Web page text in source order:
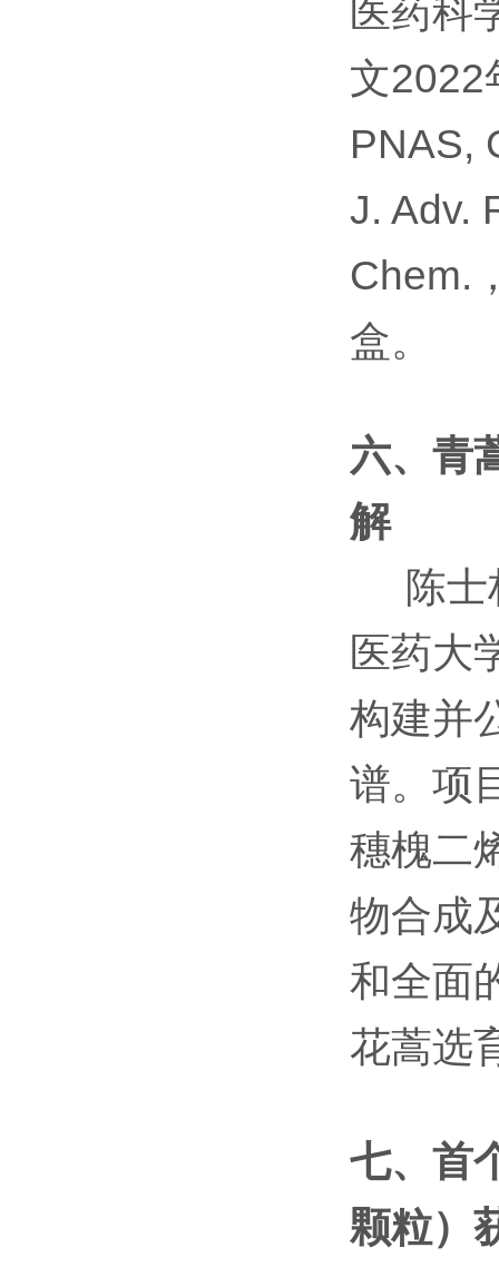
医药科
文2022
PNAS,
J. Adv.
Chem.
盒。
六、青
解
陈士
医药大
构建并
谱。项
穗槐二
物合成
和全面
花蒿选
七、首
颗粒）